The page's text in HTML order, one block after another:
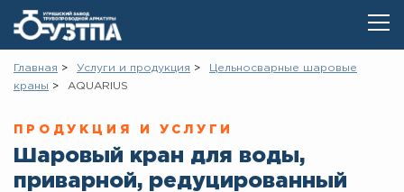
Главная Услуги и продукция
Цельносварные шаровые
краны
AQUARIUS
ПРОДУКЦИЯ И УСЛУГИ
Шаровый кран для воды,
приварной, редуцированный